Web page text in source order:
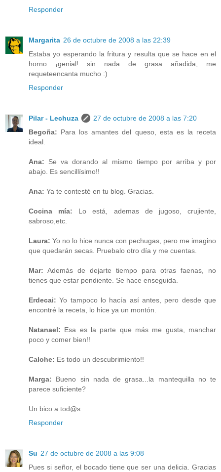
Responder
Margarita 26 de octubre de 2008 a las 22:39
Estaba yo esperando la fritura y resulta que se hace en el
horno ¡genial! sin nada de grasa añadida, me
requeteencanta mucho :)
Responder
Pilar - Lechuza
27 de octubre de 2008 a las 7:20
Begoña: Para los amantes del queso, esta es la receta
ideal.
Ana: Se va dorando al mismo tiempo por arriba y por
abajo. Es sencillísimo!!
Ana: Ya te contesté en tu blog. Gracias.
Cocina mía: Lo está, ademas de jugoso, crujiente,
sabroso,etc.
Laura: Yo no lo hice nunca con pechugas, pero me imagino
que quedarán secas. Pruebalo otro día y me cuentas.
Mar: Además de dejarte tiempo para otras faenas, no
tienes que estar pendiente. Se hace enseguida.
Erdecai: Yo tampoco lo hacía así antes, pero desde que
encontré la receta, lo hice ya un montón.
Natanael: Esa es la parte que más me gusta, manchar
poco y comer bien!!
Calohe: Es todo un descubrimiento!!
Marga: Bueno sin nada de grasa...la mantequilla no te
parece suficiente?
Un bico a tod@s
Responder
Su 27 de octubre de 2008 a las 9:08
Pues si señor, el bocado tiene que ser una delicia. Gracias